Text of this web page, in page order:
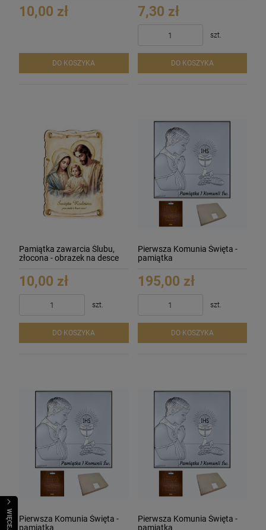
WIĘCEJ
10,00 zł
DO KOSZYKA
7,30 zł
szt.
DO KOSZYKA
Pamiątka zawarcia Ślubu,
złocona - obrazek na desce
10,00 zł
szt.
DO KOSZYKA
Pierwsza Komunia Święta -
pamiątka
195,00 zł
szt.
DO KOSZYKA
Pierwsza Komunia Święta -
pamiątka
Pierwsza Komunia Święta -
pamiątka